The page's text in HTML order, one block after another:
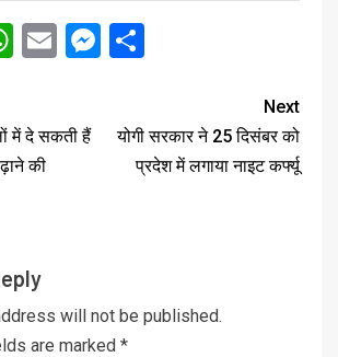
WhatsApp
EmailMessenger
में दे सकती हैं
की
Next
योगी सरकार ने 25 दिसंबर को
प्रदेश में लगाया नाइट कर्फ्यू
will not be published.
are marked *